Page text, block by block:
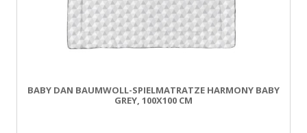
BABY DAN BAUMWOLL-SPIELMATRATZE HARMONY BABY
GREY, 100X100 CM